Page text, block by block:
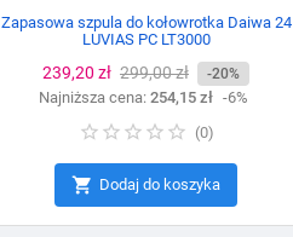
Zapasowa szpula do kołowrotka Daiwa 24
LUVIAS PC LT3000
Cena
239,20 zł Cena
podstawowa
299,00 zł -20%
Najniższa cena: 254,15 zł -6%
(0)
 Dodaj do koszyka